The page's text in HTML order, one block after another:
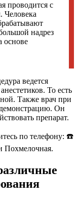
проводится с
Человека
надрез
основе
ведется
То есть
Также врач при
демонстрацию. Он
препарат.
по телефону: ☎️
Похмелочная.